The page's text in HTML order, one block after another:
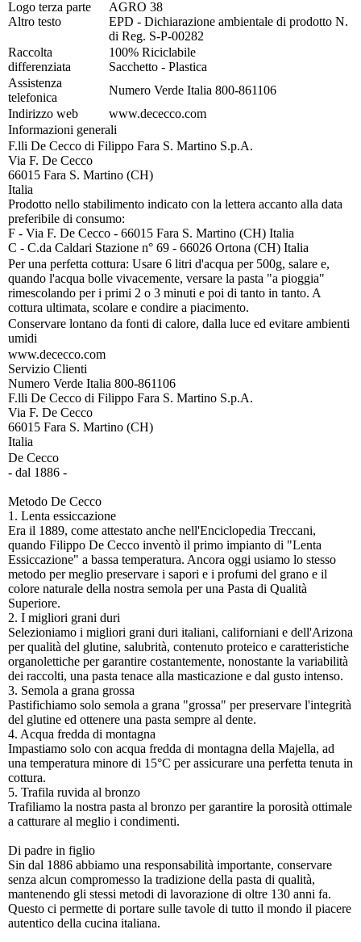
Logo terza parte
Altro testo
AGRO 38
EPD - Dichiarazione ambientale di prodotto N.
di Reg. S-P-00282
Raccolta
differenziata
100% Riciclabile
Sacchetto - Plastica
Assistenza
telefonica
Numero Verde Italia 800-861106
Indirizzo web
www.dececco.com
Informazioni generali
F.lli De Cecco di Filippo Fara S. Martino S.p.A.
Via F. De Cecco
66015 Fara S. Martino (CH)
Italia
Prodotto nello stabilimento indicato con la lettera accanto alla data
preferibile di consumo:
F - Via F. De Cecco - 66015 Fara S. Martino (CH) Italia
C - C.da Caldari Stazione n° 69 - 66026 Ortona (CH) Italia
Per una perfetta cottura: Usare 6 litri d'acqua per 500g, salare e,
quando l'acqua bolle vivacemente, versare la pasta "a pioggia"
rimescolando per i primi 2 o 3 minuti e poi di tanto in tanto. A
cottura ultimata, scolare e condire a piacimento.
Conservare lontano da fonti di calore, dalla luce ed evitare ambienti
umidi
www.dececco.com
Servizio Clienti
Numero Verde Italia 800-861106
F.lli De Cecco di Filippo Fara S. Martino S.p.A.
Via F. De Cecco
66015 Fara S. Martino (CH)
Italia
De Cecco
- dal 1886 -
Metodo De Cecco
1. Lenta essiccazione
Era il 1889, come attestato anche nell'Enciclopedia Treccani,
quando Filippo De Cecco inventò il primo impianto di "Lenta
Essiccazione" a bassa temperatura. Ancora oggi usiamo lo stesso
metodo per meglio preservare i sapori e i profumi del grano e il
colore naturale della nostra semola per una Pasta di Qualità
Superiore.
2. I migliori grani duri
Selezioniamo i migliori grani duri italiani, californiani e dell'Arizona
per qualità del glutine, salubrità, contenuto proteico e caratteristiche
organolettiche per garantire costantemente, nonostante la variabilità
dei raccolti, una pasta tenace alla masticazione e dal gusto intenso.
3. Semola a grana grossa
Pastifichiamo solo semola a grana "grossa" per preservare l'integrità
del glutine ed ottenere una pasta sempre al dente.
4. Acqua fredda di montagna
Impastiamo solo con acqua fredda di montagna della Majella, ad
una temperatura minore di 15°C per assicurare una perfetta tenuta in
cottura.
5. Trafila ruvida al bronzo
Trafiliamo la nostra pasta al bronzo per garantire la porosità ottimale
a catturare al meglio i condimenti.
Di padre in figlio
Sin dal 1886 abbiamo una responsabilità importante, conservare
senza alcun compromesso la tradizione della pasta di qualità,
mantenendo gli stessi metodi di lavorazione di oltre 130 anni fa.
Questo ci permette di portare sulle tavole di tutto il mondo il piacere
autentico della cucina italiana.